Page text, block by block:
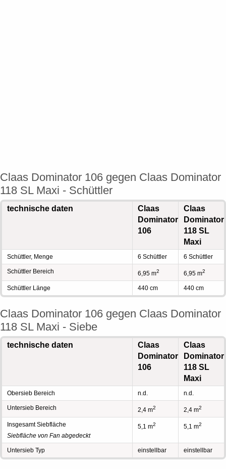
Claas Dominator 106 gegen Claas Dominator
118 SL Maxi - Schüttler
technische daten
Claas
Dominator
106
Claas
Dominator
118 SL
Maxi
Schüttler, Menge 6 Schüttler 6 Schüttler
Schüttler Bereich 6,95 m2 6,95 m2
Schüttler Länge 440 cm 440 cm
Claas Dominator 106 gegen Claas Dominator
118 SL Maxi - Siebe
technische daten
Claas
Dominator
106
Claas
Dominator
118 SL
Maxi
Obersieb Bereich n.d. n.d.
Untersieb Bereich 2,4 m2 2,4 m2
Insgesamt Siebfläche
Siebfläche von Fan abgedeckt
5,1 m2 5,1 m2
Untersieb Typ einstellbar einstellbar